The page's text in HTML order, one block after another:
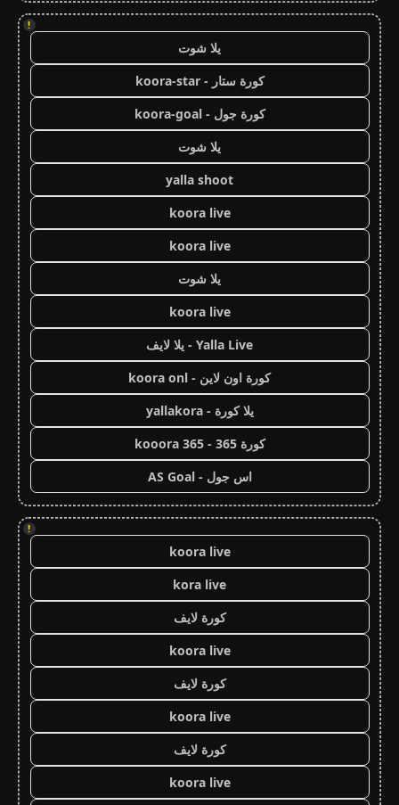
!
يلا شوت
كورة ستار - koora-star
كورة جول - koora-goal
يلا شوت
yalla shoot
koora live
koora live
يلا شوت
koora live
Yalla Live - يلا لايف
كورة اون لاين - koora onl
يلا كورة - yallakora
كورة 365 - kooora 365
اس جول - AS Goal
!
koora live
kora live
كورة لايف
koora live
كورة لايف
koora live
كورة لايف
koora live